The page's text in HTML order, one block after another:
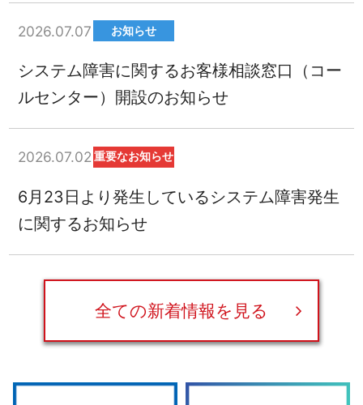
2026.07.07 お知らせ
システム障害に関するお客様相談窓口（コー
ルセンター）開設のお知らせ
2026.07.02 重要なお知らせ
6月23日より発生しているシステム障害発生
に関するお知らせ
全ての新着情報を見る